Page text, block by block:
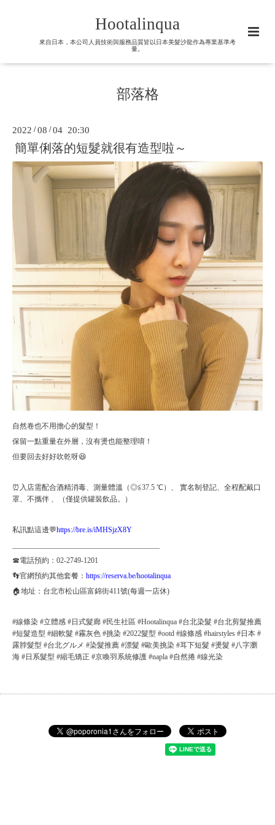
Hootalinqua
來自日本，本公司人員技術與服務品質皆以日本美髮沙龍作為專業基準考
量。
部落格
2022 /08 /04 20:30
簡單俐落的短髮就很有造型啦～
自然卷也不用擔心的髮型！
保留一點重量在外層，沒有燙也能整理唷！
但要回去好好吹乾呀😆
⏰入店需配合酒精消毒、測量體溫（◎≦37.5 ℃）、 實名制登記、全程配戴口
罩、不攜伴 、（僅提供罐裝飲品。）
私訊點這邊💬https://bre.is/iMHSjzX8Y
☎電話預約：02-2749-1201
👣官網預約其他套餐： https://reserva.be/hootalinqua
🏠地址：台北市松山區富錦街411號(每週一店休)
#線條染 #立體感 #日式髮廊 #民生社區 #Hootalinqua #台北染髮 #台北剪髮推薦
#短髮造型 #細軟髮 #霧灰色 #挑染 #2022髮型 #ootd #線條感 #hairstyles #日本 #
露脖髮型 #台北グルメ #染髮推薦 #漂髮 #歐美挑染 #耳下短髮 #燙髮 #八字瀏
海 #日系髮型 #縮毛矯正 #京喚羽系統修護 #napla #自然捲 #線光染